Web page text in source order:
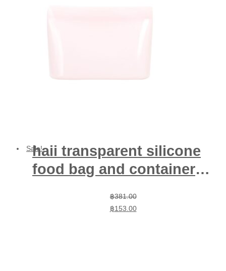
haii transparent silicone
food bag and container
฿381.00
Original
price
฿153.00
Current
price
Sale!